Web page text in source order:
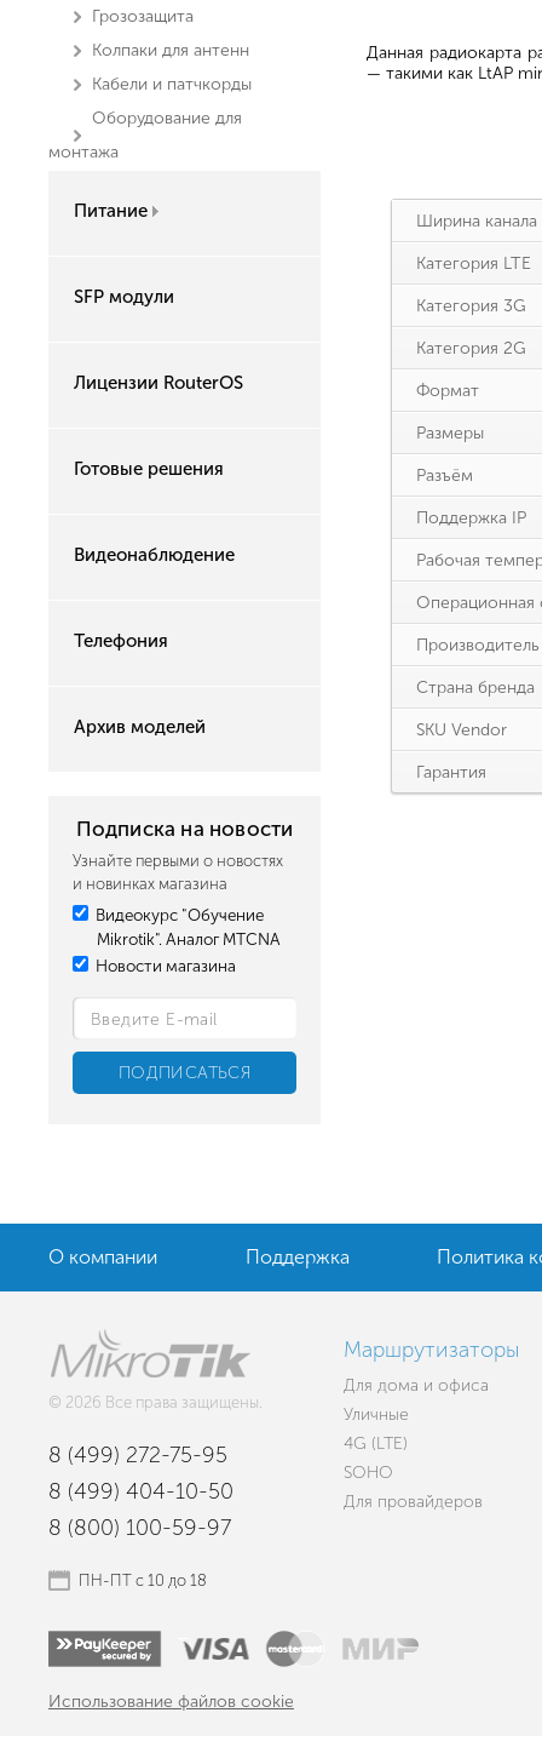
Грозозащита
Колпаки для антенн
Кабели и патчкорды
Оборудование для
монтажа
Питание
SFP модули
Лицензии RouterOS
Готовые решения
Видеонаблюдение
Телефония
Архив моделей
Подписка на новости
Узнайте первыми о новостях
и новинках магазина
Видеокурс "Обучение
Mikrotik". Аналог MTCNA
Новости магазина
Данная радиокарта
— такими как LtAP
Ширина канала
Категория LTE
Категория 3G
Категория 2G
Формат
Размеры
Разъём
Поддержка IP
Рабочая
Операционная
Производитель
Страна бренда
SKU Vendor
Гарантия
О компании Поддержка Политика
© 2026 Все права защищены.
8 (499) 272-75-95
8 (499) 404-10-50
8 (800) 100-59-97
ПН-ПТ с 10 до 18
Маршрутизаторы
Для дома и офиса
Уличные
4G (LTE)
SOHO
Для провайдеров
Использование файлов cookie